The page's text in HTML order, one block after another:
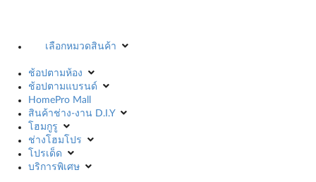
เลือกหมวดสินค้า
ช้อปตามห้อง
ช้อปตามแบรนด์
HomePro Mall
สินค้าช่าง-งาน D.I.Y
โฮมกูรู
ช่างโฮมโปร
โปรเด็ด
บริการพิเศษ